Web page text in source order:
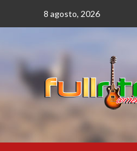
8 agosto, 2026